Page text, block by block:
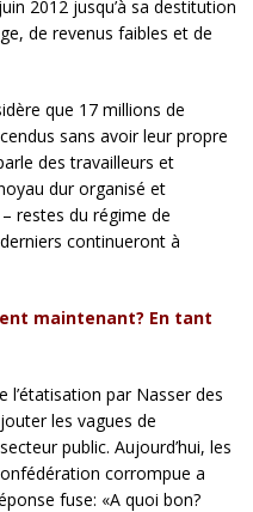
2012 jusqu’à sa destitution
de revenus faibles et de
que 17 millions de
sans avoir leur propre
des travailleurs et
dur organisé et
– restes du régime de
continueront à
maintenant? En tant
l’étatisation par Nasser des
les vagues de
public. Aujourd’hui, les
corrompue a
fuse: «A quoi bon?